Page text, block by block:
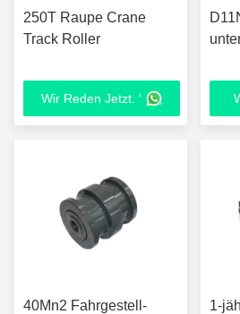
250T Raupe Crane
Track Roller
Wir Reden Jetzt. '
40Mn2 Fahrgestell-
1-